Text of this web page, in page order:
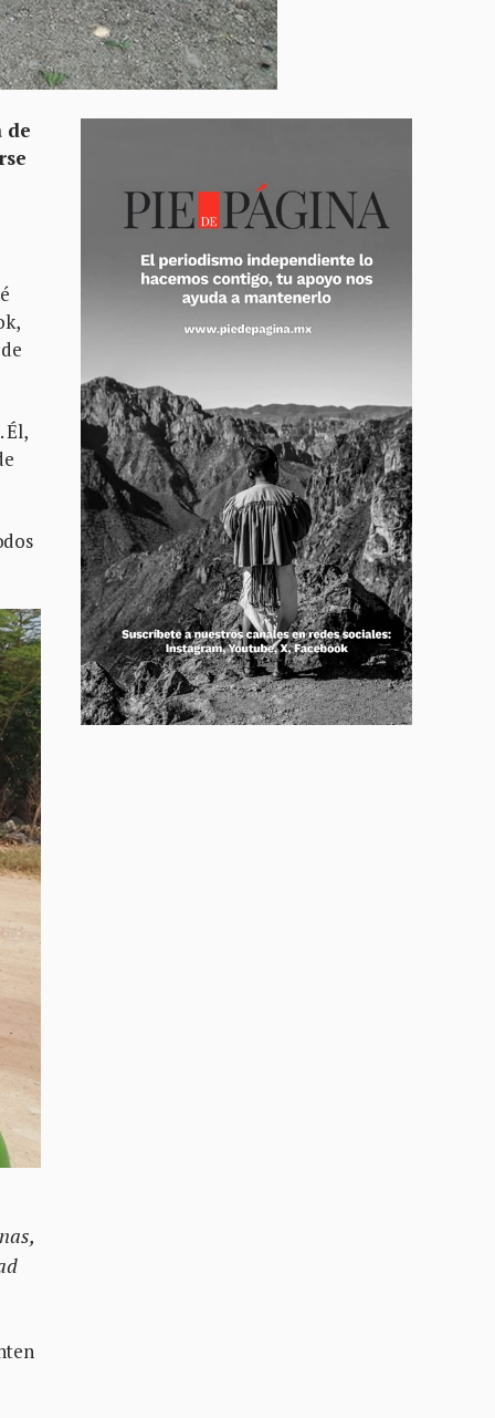
de
Él,